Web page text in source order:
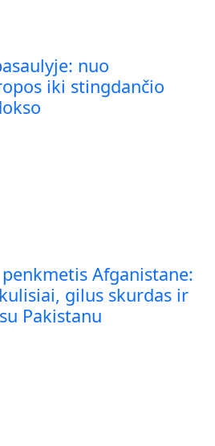
nuo
iki stingdančio
Afganistane:
gilus skurdas ir
Pakistanu